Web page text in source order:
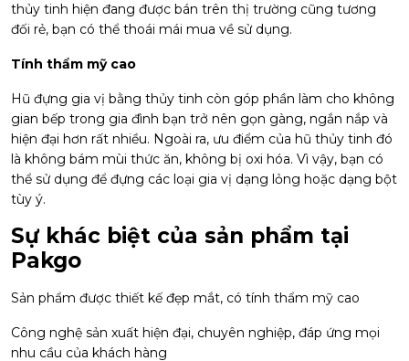
thủy tinh hiện đang được bán trên thị trường cũng tương
đối rẻ, bạn có thể thoái mái mua về sử dụng.
Tính thẩm mỹ cao
Hũ đựng gia vị bằng thủy tinh còn góp phần làm cho không
gian bếp trong gia đình bạn trở nên gọn gàng, ngắn nắp và
hiện đại hơn rất nhiều. Ngoài ra, ưu điểm của hũ thủy tinh đó
là không bám mùi thức ăn, không bị oxi hóa. Vì vậy, bạn có
thể sử dụng để đựng các loại gia vị dạng lỏng hoặc dạng bột
tùy ý.
Sự khác biệt của sản phẩm tại
Pakgo
Sản phẩm được thiết kế đẹp mắt, có tính thẩm mỹ cao
Công nghệ sản xuất hiện đại, chuyên nghiệp, đáp ứng mọi
nhu cầu của khách hàng